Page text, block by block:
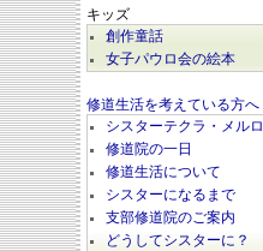
キッズ
創作童話
女子パウロ会の絵本
修道生活を考えている方へ
シスターテクラ・メルロ
修道院の一日
修道生活について
シスターになるまで
支部修道院のご案内
どうしてシスターに？